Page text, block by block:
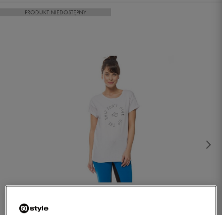
PRODUKT NIEDOSTĘPNY